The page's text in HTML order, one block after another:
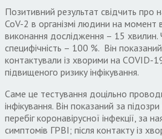
Позитивний результат свідчить про
CoV-2 в організмі людини на момент
виконання дослідження – 15 хвилин.
специфічність – 100 %. Він
контактували із хворими на COVID-
підвищеного ризику інфікування.
Саме це тестування доцільно
інфікування. Він показаний за
перебіг коронавірусної інфекції, за
симптомів ГРВІ; після контакту із